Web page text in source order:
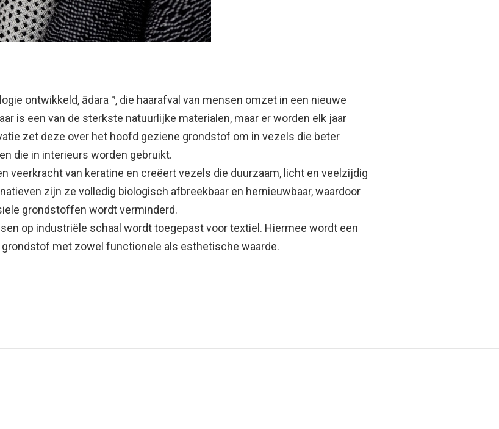
ontwikkeld, ādara™, die haarafval van mensen omzet in een nieuwe
is een van de sterkste natuurlijke materialen, maar er worden elk jaar
zet deze over het hoofd geziene grondstof om in vezels die beter
die in interieurs worden gebruikt.
veerkracht van keratine en creëert vezels die duurzaam, licht en veelzijdig
zijn ze volledig biologisch afbreekbaar en hernieuwbaar, waardoor
grondstoffen wordt verminderd.
op industriële schaal wordt toegepast voor textiel. Hiermee wordt een
met zowel functionele als esthetische waarde.